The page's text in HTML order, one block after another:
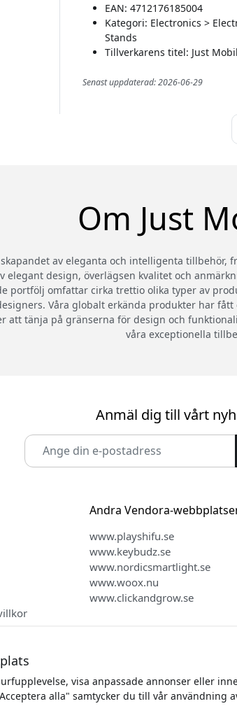
EAN: 4712176185004
Kategori: Electronics >
Stands
Tillverkarens titel: Just
Senast uppdaterad: 2026-06-29
Om Just
av eleganta och intelligenta tillbehör,
elegant design, överlägsen kvalitet och
portfölj omfattar cirka trettio olika typer av
Våra globalt erkända produkter har
att tänja på gränserna för design och
våra exceptionella
Anmäl dig till vårt
Andra Vendora-
www.playshifu.se
www.keybudz.se
www.nordicsmartlight.se
www.woox.nu
www.clickandgrow.se
© 2026 Vendora Nordic - Officiell
visa anpassade annonser eller
alla" samtycker du till vår användning